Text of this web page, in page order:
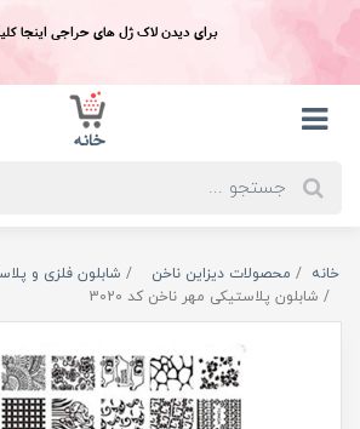
برای دیدن لاک ژل های حراجی اینجا
خانه محصولات دیزاین ناخن
شابلون فلزی و
شابلون پلاستیکی مهر ناخن کد 3020